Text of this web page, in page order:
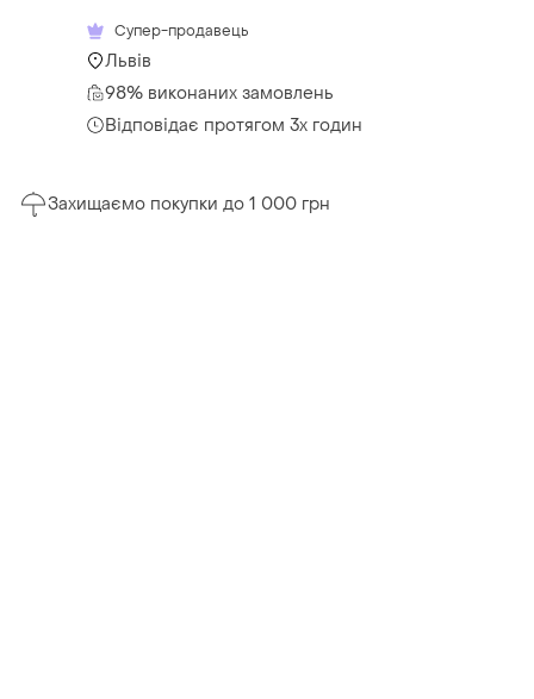
Супер-продавець
Львів
98% виконаних замовлень
Відповідає протягом 3х годин
Захищаємо покупки до 1 000 грн